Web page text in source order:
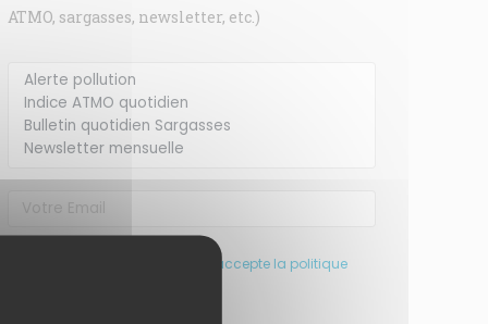
ATMO, sargasses, newsletter, etc.)
J’ai pris connaissance et accepte la politique